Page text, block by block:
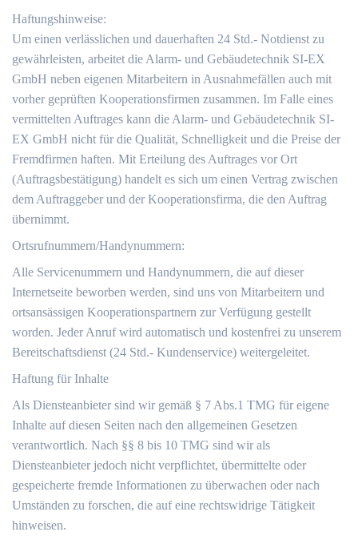
Haftungshinweise:
Um einen verlässlichen und dauerhaften 24 Std.- Notdienst zu
gewährleisten, arbeitet die Alarm- und Gebäudetechnik SI-EX
GmbH neben eigenen Mitarbeitern in Ausnahmefällen auch mit
vorher geprüften Kooperationsfirmen zusammen. Im Falle eines
vermittelten Auftrages kann die Alarm- und Gebäudetechnik SI-
EX GmbH nicht für die Qualität, Schnelligkeit und die Preise der
Fremdfirmen haften. Mit Erteilung des Auftrages vor Ort
(Auftragsbestätigung) handelt es sich um einen Vertrag zwischen
dem Auftraggeber und der Kooperationsfirma, die den Auftrag
übernimmt.
Ortsrufnummern/Handynummern:
Alle Servicenummern und Handynummern, die auf dieser
Internetseite beworben werden, sind uns von Mitarbeitern und
ortsansässigen Kooperationspartnern zur Verfügung gestellt
worden. Jeder Anruf wird automatisch und kostenfrei zu unserem
Bereitschaftsdienst (24 Std.- Kundenservice) weitergeleitet.
Haftung für Inhalte
Als Diensteanbieter sind wir gemäß § 7 Abs.1 TMG für eigene
Inhalte auf diesen Seiten nach den allgemeinen Gesetzen
verantwortlich. Nach §§ 8 bis 10 TMG sind wir als
Diensteanbieter jedoch nicht verpflichtet, übermittelte oder
gespeicherte fremde Informationen zu überwachen oder nach
Umständen zu forschen, die auf eine rechtswidrige Tätigkeit
hinweisen.